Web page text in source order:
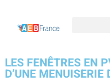
LES FENÊTRES EN
D’UNE MENUISERIE